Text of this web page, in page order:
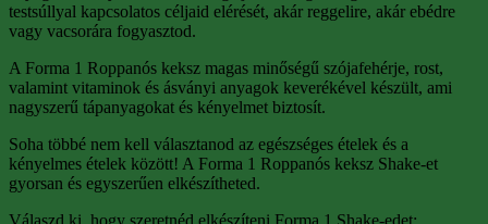
testsúllyal kapcsolatos céljaid elérését, akár reggelire, akár ebédre
vagy vacsorára fogyasztod.
A Forma 1 Roppanós keksz magas minőségű szójafehérje, rost,
valamint vitaminok és ásványi anyagok keverékével készült, ami
nagyszerű tápanyagokat és kényelmet biztosít.
Soha többé nem kell választanod az egészséges ételek és a
kényelmes ételek között! A Forma 1 Roppanós keksz Shake-et
gyorsan és egyszerűen elkészítheted.
Válaszd ki, hogy szeretnéd elkészíteni Forma 1 Shake-edet: